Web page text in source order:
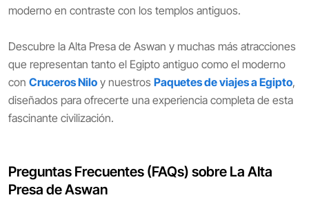
moderno en contraste con los templos antiguos.
Descubre la Alta Presa de Aswan y muchas más atracciones
que representan tanto el Egipto antiguo como el moderno
con Cruceros Nilo y nuestros Paquetes de viajes a Egipto,
diseñados para ofrecerte una experiencia completa de esta
fascinante civilización.
Preguntas Frecuentes (FAQs) sobre La Alta
Presa de Aswan